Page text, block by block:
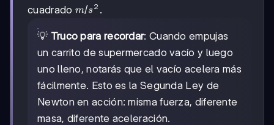
cuadrado m/s²
m/s 2 .
💡 Truco para recordar: Cuando empujas
un carrito de supermercado vacío y luego
uno lleno, notarás que el vacío acelera más
fácilmente. Esto es la Segunda Ley de
Newton en acción: misma fuerza, diferente
masa, diferente aceleración.